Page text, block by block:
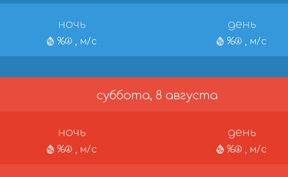
ночь
% , м/с
день
% , м/с
суббота, 8 августа
ночь
% , м/с
день
% , м/с